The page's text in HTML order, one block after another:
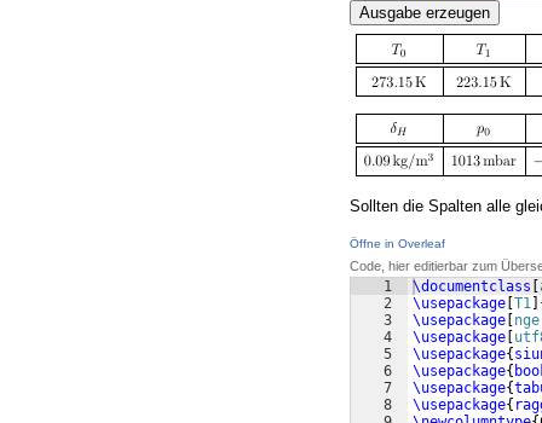
Ausgabe erzeugen
Sollten die Spalten alle
Öffne in Overleaf
Code, hier editierbar zum
1
2
3
4
5
6
7
8
\documentclass
\usepackage T1
\usepackage
\usepackage
\usepackage{
\usepackage{
\usepackage{
\usepackage{